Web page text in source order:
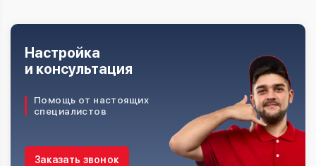
Помощь от настоящих
специалистов
Настройка
и консультация
Заказать звонок